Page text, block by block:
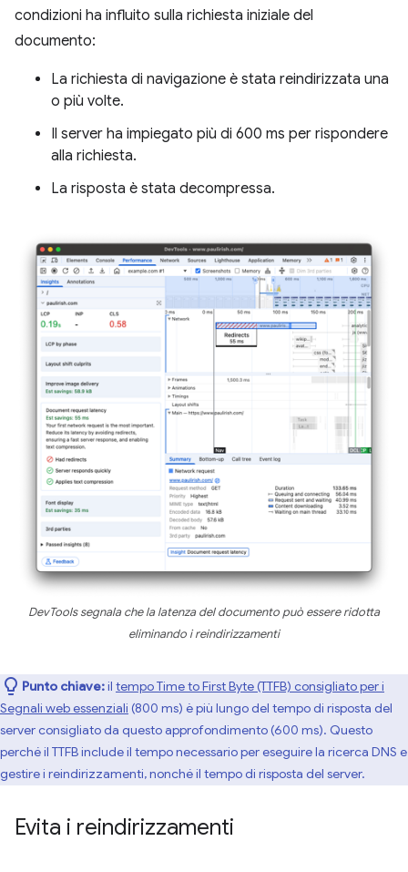
condizioni ha influito sulla richiesta iniziale del
documento:
La richiesta di navigazione è stata reindirizzata una
o più volte.
Il server ha impiegato più di 600 ms per rispondere
alla richiesta.
La risposta è stata decompressa.
DevTools segnala che la latenza del documento può essere ridotta
eliminando i reindirizzamenti
Punto chiave:il tempo Time to First Byte (TTFB) consigliato per i
Segnali web essenziali (800 ms) è più lungo del tempo di risposta del
server consigliato da questo approfondimento (600 ms). Questo
perché il TTFB include il tempo necessario per eseguire la ricerca DNS e
gestire i reindirizzamenti, nonché il tempo di risposta del server.
Evita i reindirizzamenti